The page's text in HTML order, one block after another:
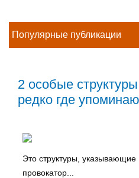
Популярные публикации
2 особые
редко где
Это структуры,
провокатор...